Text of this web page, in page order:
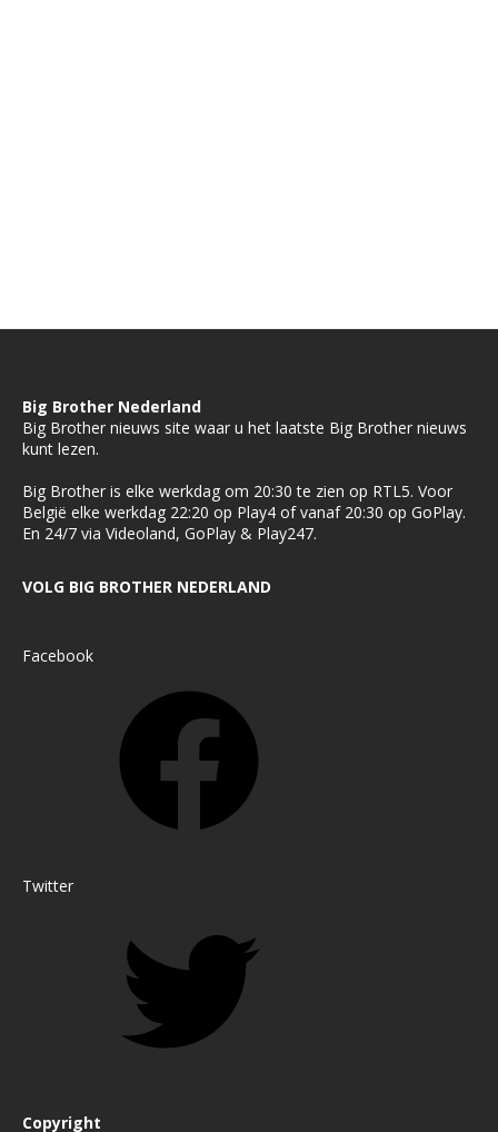
Big Brother Nederland
Big Brother nieuws site waar u het laatste Big Brother nieuws
kunt lezen.
Big Brother is elke werkdag om 20:30 te zien op RTL5. Voor
België elke werkdag 22:20 op Play4 of vanaf 20:30 op GoPlay.
En 24/7 via Videoland, GoPlay & Play247.
VOLG BIG BROTHER NEDERLAND
Facebook
Twitter
Copyright